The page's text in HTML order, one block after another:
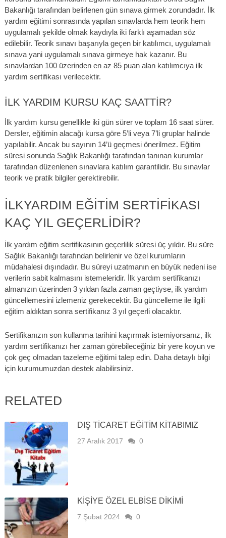
Bakanlığı tarafından belirlenen gün sınava girmek zorundadır. İlk
yardım eğitimi sonrasında yapılan sınavlarda hem teorik hem
uygulamalı şekilde olmak kaydıyla iki farklı aşamadan söz
edilebilir. Teorik sınavı başarıyla geçen bir katılımcı, uygulamalı
sınava yani uygulamalı sınava girmeye hak kazanır. Bu
sınavlardan 100 üzerinden en az 85 puan alan katılımcıya ilk
yardım sertifikası verilecektir.
İLK YARDIM KURSU KAÇ SAATTIR?
İlk yardım kursu genellikle iki gün sürer ve toplam 16 saat sürer.
Dersler, eğitimin alacağı kursa göre 5’li veya 7’li gruplar halinde
yapılabilir. Ancak bu sayının 14’ü geçmesi önerilmez. Eğitim
süresi sonunda Sağlık Bakanlığı tarafından tanınan kurumlar
tarafından düzenlenen sınavlara katılım garantilidir. Bu sınavlar
teorik ve pratik bilgiler gerektirebilir.
İLKYARDIM EĞITIM SERTIFIKASI
KAÇ YIL GEÇERLIDIR?
İlk yardım eğitim sertifikasının geçerlilik süresi üç yıldır. Bu süre
Sağlık Bakanlığı tarafından belirlenir ve özel kurumların
müdahalesi dışındadır. Bu süreyi uzatmanın en büyük nedeni ise
verilerin sabit kalmasını istemeleridir. İlk yardım sertifikanızı
almanızın üzerinden 3 yıldan fazla zaman geçtiyse, ilk yardım
güncellemesini izlemeniz gerekecektir. Bu güncelleme ile ilgili
eğitim aldıktan sonra sertifikanız 3 yıl geçerli olacaktır.
Sertifikanızın son kullanma tarihini kaçırmak istemiyorsanız, ilk
yardım sertifikanızı her zaman görebileceğiniz bir yere koyun ve
çok geç olmadan tazeleme eğitimi talep edin. Daha detaylı bilgi
için kurumumuzdan destek alabilirsiniz.
RELATED
DIŞ TİCARET EĞİTİM KİTABIMIZ
27 Aralık 2017 0
KIŞIYE ÖZEL ELBISE DIKIMI
7 Şubat 2024 0